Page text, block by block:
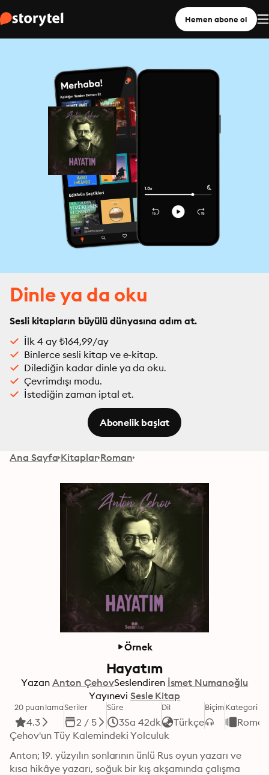
Hemen abone ol
Dinle ya da oku
Sesli kitapların büyülü dünyasına adım at.
İlk 4 ay ₺164,99/ay
Binlerce sesli kitap ve e-kitap.
Dilediğin kadar dinle ya da oku.
Çevrimdışı modu.
İstediğin zaman iptal et.
Abonelik başlat
Ana Sayfa Kitaplar Roman
Örnek
Hayatım
Yazan Anton ÇehovSeslendiren İsmet Numanoğlu
Yayınevi Sesle Kitap
20 puanlama
4.3
Seriler
2 / 5
Süre
3Sa 42dk
Dil
Türkçe
BiçimKategori
Roman
Çehov'un Tüy Kalemindeki Yolculuk
Anton; 19. yüzyılın sonlarının ünlü Rus oyun yazarı ve
kısa hikâye yazarı, soğuk bir kış akşamında çalışma